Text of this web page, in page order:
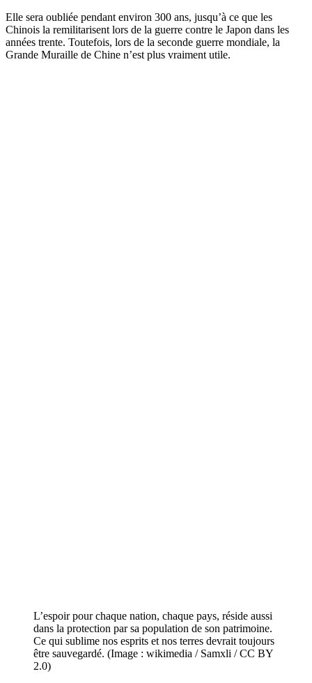
Elle sera oubliée pendant environ 300 ans, jusqu’à ce que les
Chinois la remilitarisent lors de la guerre contre le Japon dans les
années trente. Toutefois, lors de la seconde guerre mondiale, la
Grande Muraille de Chine n’est plus vraiment utile.
L’espoir pour chaque nation, chaque pays, réside aussi
dans la protection par sa population de son patrimoine.
Ce qui sublime nos esprits et nos terres devrait toujours
être sauvegardé. (Image : wikimedia / Samxli / CC BY
2.0)